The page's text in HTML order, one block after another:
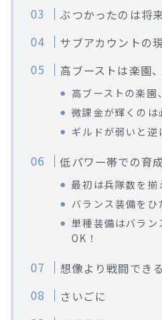
ぶつかったのは将
サブアカウントの
高ブーストは楽園
高ブーストの楽園
微課金が輝くのは
ギルドが弱いと逆
低パワー帯での育
最初は兵隊数を揃
バランス装備をひ
単種装備はバラ
OK！
想像より戦闘でき
さいごに